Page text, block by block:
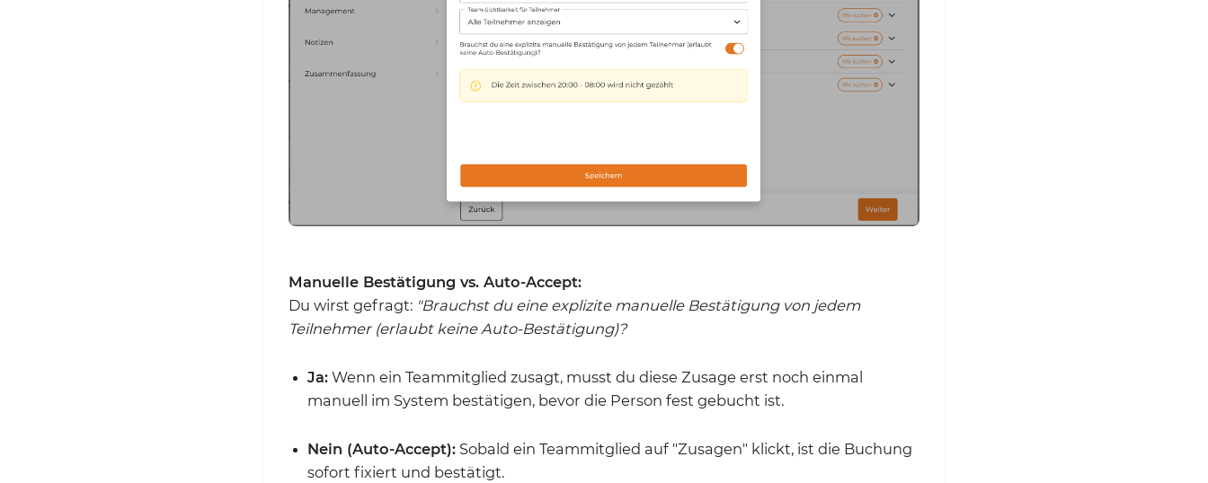
Manuelle Bestätigung vs. Auto-Accept:
Du wirst gefragt: "Brauchst du eine explizite manuelle Bestätigung von jedem
Teilnehmer (erlaubt keine Auto-Bestätigung)?
Ja: Wenn ein Teammitglied zusagt, musst du diese Zusage erst noch einmal
manuell im System bestätigen, bevor die Person fest gebucht ist.
Nein (Auto-Accept): Sobald ein Teammitglied auf "Zusagen" klickt, ist die Buchung
sofort fixiert und bestätigt.